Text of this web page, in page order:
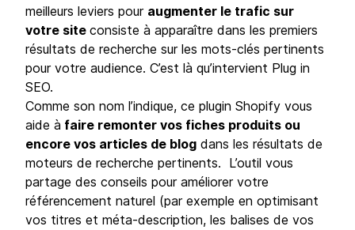
meilleurs leviers pour augmenter le trafic sur
votre site consiste à apparaître dans les premiers
résultats de recherche sur les mots-clés pertinents
pour votre audience. C’est là qu’intervient Plug in
SEO.
Comme son nom l’indique, ce plugin Shopify vous
aide à faire remonter vos fiches produits ou
encore vos articles de blog dans les résultats de
moteurs de recherche pertinents. L’outil vous
partage des conseils pour améliorer votre
référencement naturel (par exemple en optimisant
vos titres et méta-description, les balises de vos